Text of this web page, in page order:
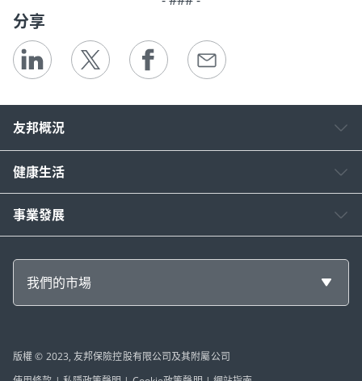
分享
友邦概況
健康生活
事業發展
我們的市場
版權 © 2023, 友邦保險控股有限公司及其附屬公司